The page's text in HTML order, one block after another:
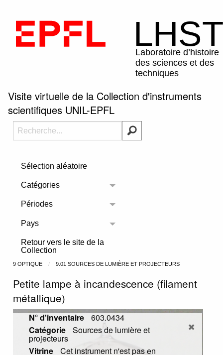
Visite virtuelle de la Collection d'instruments
scientifiques UNIL-EPFL
Sélection aléatoire
Catégories
Toggle menu
Périodes
Toggle menu
Pays
Toggle menu
Retour vers le site de la
Collection
9 OPTIQUE 9.01 SOURCES DE LUMIÈRE ET PROJECTEURS
Petite lampe à incandescence (filament
métallique)
N° d'inventaire
603.0434
Catégorie
Sources de lumière et
projecteurs
Vitrine
Cet instrument n'est pas en